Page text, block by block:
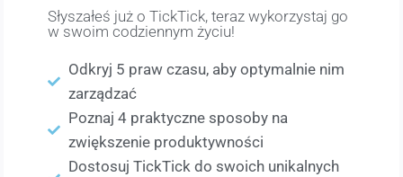
Słyszałeś już o TickTick, teraz wykorzystaj go
w swoim codziennym życiu!
Odkryj 5 praw czasu, aby optymalnie nim
zarządzać
Poznaj 4 praktyczne sposoby na
zwiększenie produktywności
Dostosuj TickTick do swoich unikalnych